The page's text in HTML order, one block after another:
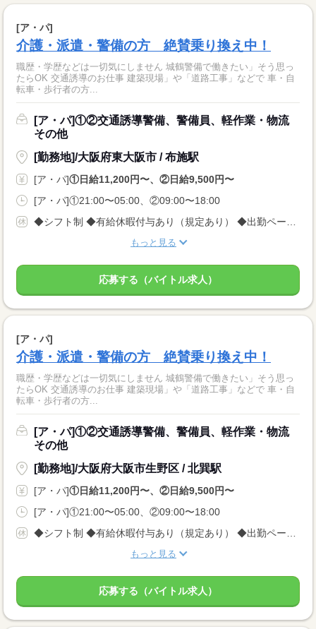
[ア・パ]
介護・派遣・警備の方 絶賛乗り換え中！
職歴・学歴などは一切気にしません 城鶴警備で働きたい」そう思っ
たらOK 交通誘導のお仕事 建築現場」や「道路工事」などで 車・自
転車・歩行者の方...
[ア・パ]①②交通誘導警備、警備員、軽作業・物流
その他
[勤務地]/大阪府東大阪市 / 布施駅
[ア・パ]①日給11,200円〜、②日給9,500円〜
[ア・パ]①21:00〜05:00、②09:00〜18:00
もっと見る
応募する（バイトル求人）
[ア・パ]
介護・派遣・警備の方 絶賛乗り換え中！
職歴・学歴などは一切気にしません 城鶴警備で働きたい」そう思っ
たらOK 交通誘導のお仕事 建築現場」や「道路工事」などで 車・自
転車・歩行者の方...
[ア・パ]①②交通誘導警備、警備員、軽作業・物流
その他
[勤務地]/大阪府大阪市生野区 / 北巽駅
[ア・パ]①日給11,200円〜、②日給9,500円〜
[ア・パ]①21:00〜05:00、②09:00〜18:00
もっと見る
応募する（バイトル求人）